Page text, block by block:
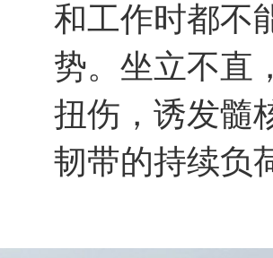
和工作时都不
势。坐立不直
扭伤，诱发髓
韧带的持续负